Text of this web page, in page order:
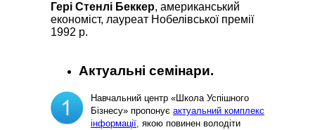
Гері Стенлі Беккер, американський
економіст, лауреат Нобелівської премії
1992 р.
Актуальні семінари.
Навчальний центр «Школа Успішного
Бізнесу» пропонує актуальний комплекс
інформації, якою повинен володіти